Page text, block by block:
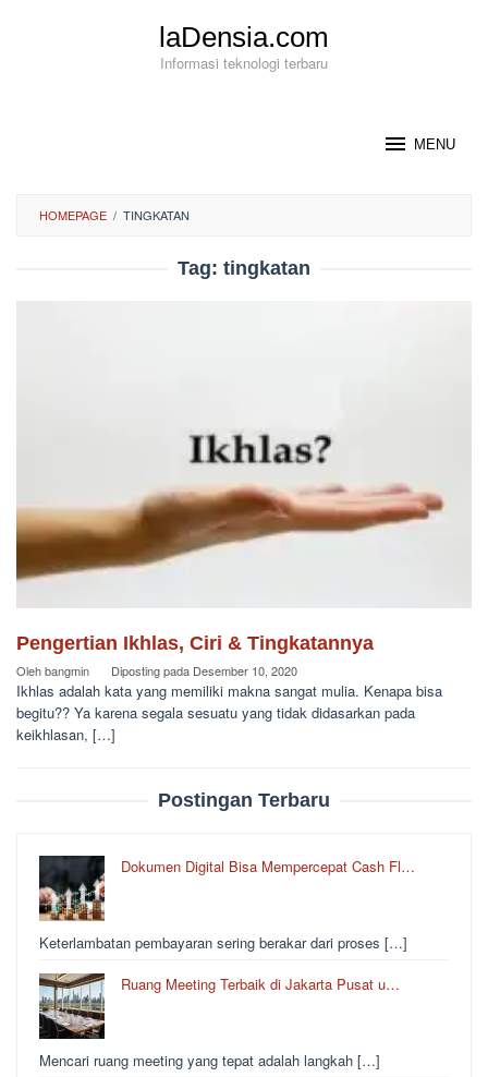
laDensia.com
Informasi teknologi terbaru
MENU
HOMEPAGE / TINGKATAN
Tag: tingkatan
Pengertian Ikhlas, Ciri & Tingkatannya
Olehbangmin Diposting pada Desember 10, 2020
Ikhlas adalah kata yang memiliki makna sangat mulia. Kenapa bisa
begitu?? Ya karena segala sesuatu yang tidak didasarkan pada
keikhlasan, […]
Postingan Terbaru
Dokumen Digital Bisa Mempercepat Cash Fl…
Keterlambatan pembayaran sering berakar dari proses […]
Ruang Meeting Terbaik di Jakarta Pusat u…
Mencari ruang meeting yang tepat adalah langkah […]